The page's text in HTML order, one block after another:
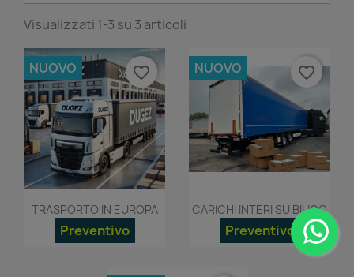
Visualizzati 1-3 su 3 articoli
Anteprima
TRASPORTO IN EUROPA
Preventivo
NUOVO favorite_border
 Anteprima
CARICHI INTERI SU BILICO
Preventivo
NUOVO favorite_border